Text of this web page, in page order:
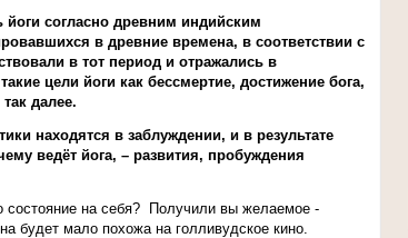
йоги согласно древним индийским
в древние времена, в соответствии с
в тот период и отражались в
цели йоги как бессмертие, достижение бога,
далее.
находятся в заблуждении, и в результате
ведёт йога, – развития, пробуждения
на себя? Получили вы желаемое -
будет мало похожа на голливудское кино.